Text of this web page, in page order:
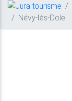
Névy-lès-Dole